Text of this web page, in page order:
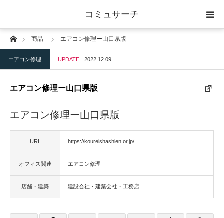
コミュサーチ
Home商品 エアコン修理ー山口県版
エアコン修理 UPDATE 2022.12.09
エアコン修理ー山口県版
エアコン修理ー山口県版
URL https://koureishashien.or.jp/
オフィス関連 エアコン修理
店舗・建築 建設会社・建築会社・工務店
ホーム
士業
店舗・建築
物流・運送